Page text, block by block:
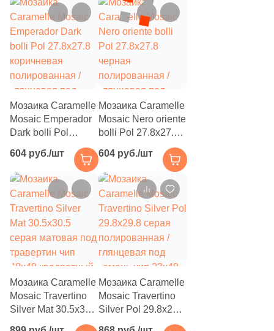
ROSE MOSAIC (925 )
Rex Ceramiche (38
STAR MOSAIC (137 )
Settecento (1 )
Stone4Home (19
TGT Ceramics (
Tau Ceramica (4)
Togama (35)
Undefasa (4
Мозаика Caramelle
Mosaic Emperador
Dark bolli Pol
коричневая
полированная /
глянцевая под
камень чип
разноформатный
круглый
604 руб./шт
Мозаика Caramelle
Mosaic Nero oriente
bolli Pol 27.8x27.8
полированная /
глянцевая под
камень чип
разноформатный
круглый
604 руб./шт
Мозаика Caramelle
Mosaic Travertino
Silver Mat 30.5x30.5
серая матовая под
Мозаика Caramelle
Mosaic Travertino
Silver Pol 29.8x29.8